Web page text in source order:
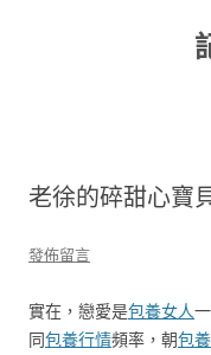
老徐的碎甜心寶
發佈留言
實在，戀愛是包養女人
同包養行情頻率，朝包